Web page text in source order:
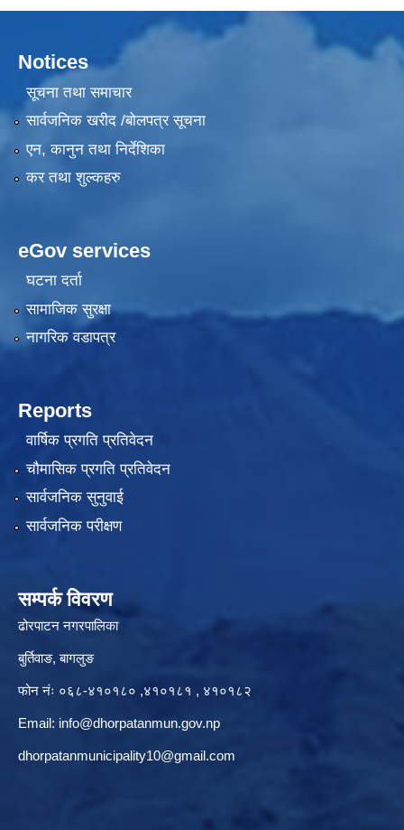
Notices
सूचना तथा समाचार
सार्वजनिक खरीद /बोलपत्र सूचना
एन, कानुन तथा निर्देशिका
कर तथा शुल्कहरु
eGov services
घटना दर्ता
सामाजिक सुरक्षा
नागरिक वडापत्र
Reports
वार्षिक प्रगति प्रतिवेदन
चौमासिक प्रगति प्रतिवेदन
सार्वजनिक सुनुवाई
सार्वजनिक परीक्षण
सम्पर्क विवरण
ढोरपाटन नगरपालिका
बुर्तिवाङ, बागलुङ
फोन नंः ०६८-४१०१८० ,४१०१८१ , ४१०१८२
Email: info@dhorpatanmun.gov.np
dhorpatanmunicipality10@gmail.com